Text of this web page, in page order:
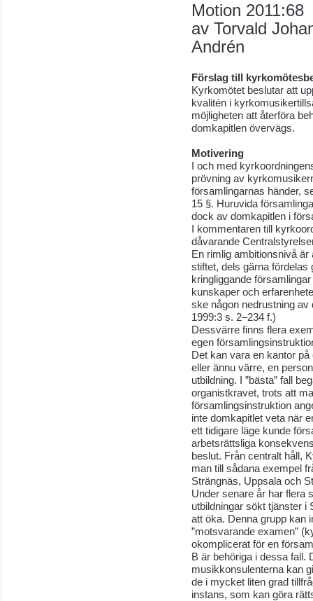
Motion 2011:68
av Torvald
Andrén
Förslag till
Kyrkomötet beslutar att
kvalitén i
möjligheten att återföra
domkapitlen övervägs.
Motivering
I och med
prövning av
församlingarnas händer,
15 §. Huruvida
dock av domkapitlen i
I kommentaren till
dåvarande
En rimlig ambitionsnivå
stiftet, dels gärna
kringliggande
kunskaper och
ske någon nedrustning
1999:3 s. 2–234 f.)
Dessvärre finns flera
egen
Det kan vara en kantor
eller ännu värre, en
utbildning. I ”bästa” fall
organistkravet, trots att
församlingsinstruktion
inte domkapitlet veta när
ett tidigare läge kunde
arbetsrättsliga
beslut. Från centralt håll,
man till sådana exempel
Strängnäs, Uppsala och
Under senare år har flera
utbildningar sökt tjänster i
att öka. Denna grupp kan
”motsvarande examen”
okomplicerat för en
B är behöriga i dessa fall.
musikkonsulenterna kan
de i mycket liten grad
instans, som kan göra